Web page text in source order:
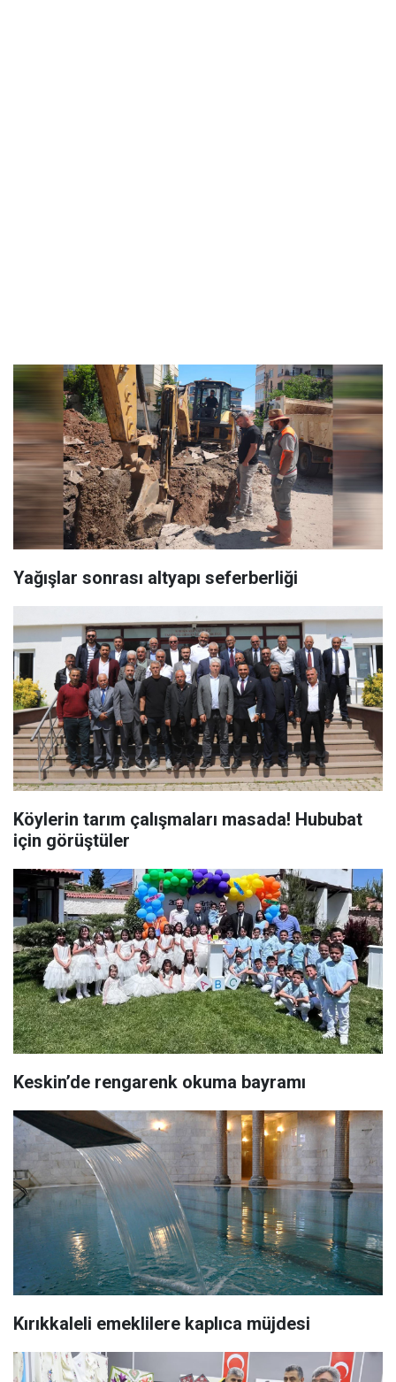
Yağışlar sonrası altyapı seferberliği
Köylerin tarım çalışmaları masada! Hububat
için görüştüler
Keskin’de rengarenk okuma bayramı
Kırıkkaleli emeklilere kaplıca müjdesi